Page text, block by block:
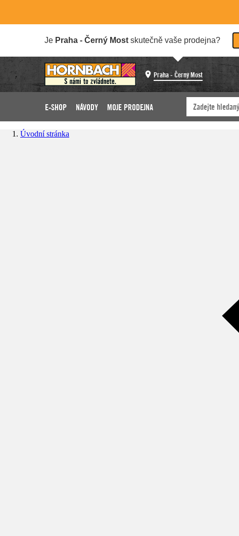
Je Praha - Černý Most skutečně vaše prodejna?
Praha - Černý Most
E-SHOP NÁVODY MOJE PRODEJNA
Úvodní stránka